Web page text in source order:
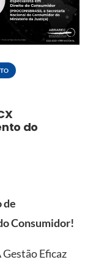
do
de
Consumidor!
Gestão Eficaz